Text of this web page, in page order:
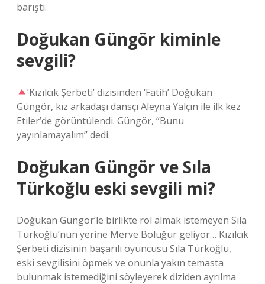
barıştı.
Doğukan Güngör kiminle
sevgili?
’Kızılcık Şerbeti’ dizisinden ‘Fatih’ Doğukan
Güngör, kız arkadaşı dansçı Aleyna Yalçın ile ilk kez
Etiler’de görüntülendi. Güngör, “Bunu
yayınlamayalım” dedi.
Doğukan Güngör ve Sıla
Türkoğlu eski sevgili mi?
Doğukan Güngör’le birlikte rol almak istemeyen Sıla
Türkoğlu’nun yerine Merve Boluğur geliyor… Kızılcık
Şerbeti dizisinin başarılı oyuncusu Sıla Türkoğlu,
eski sevgilisini öpmek ve onunla yakın temasta
bulunmak istemediğini söyleyerek diziden ayrılma